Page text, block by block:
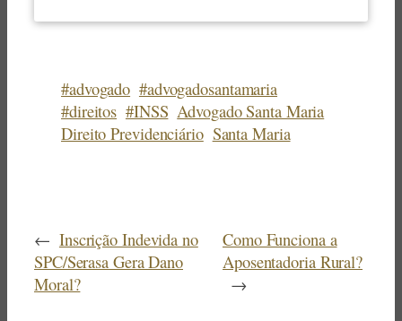
#advogado #advogadosantamaria
#direitos #INSS Advogado Santa Maria
Direito Previdenciário Santa Maria
← Inscrição Indevida no
SPC/Serasa Gera Dano
Moral?
Como Funciona a
Aposentadoria Rural?
→